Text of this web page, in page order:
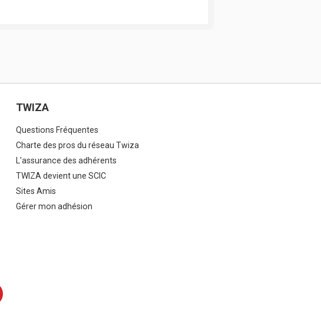
TWIZA
Questions Fréquentes
Charte des pros du réseau Twiza
L'assurance des adhérents
TWIZA devient une SCIC
Sites Amis
Gérer mon adhésion